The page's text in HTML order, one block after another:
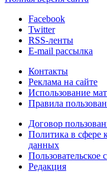
Facebook
Twitter
RSS-ленты
E-mail рассылка
Контакты
Реклама на сайте
Использование
Правила
Договор
Политика в сфере
данных
Пользовательское
Редакция